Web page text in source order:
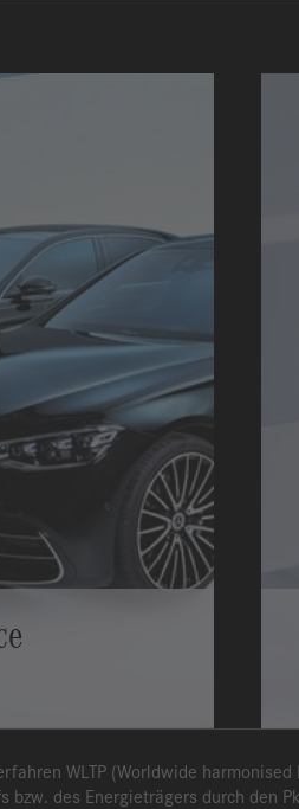
WLTP (Worldwide
des Energieträgers durch den